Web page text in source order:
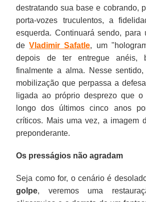
destratando sua base e cobrando,
porta-vozes truculentos, a
esquerda. Continuará sendo, para
deVladimir Safatle, um
depois de ter entregue anéis,
finalmente a alma. Nesse
mobilização que perpassa a
ligada ao próprio desprezo que
longo dos últimos cinco anos
críticos. Mais uma vez, a imagem
preponderante.
Os presságios não agradam
Seja como for, o cenário é
golpe, veremos uma